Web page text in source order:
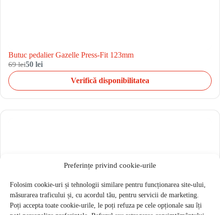
Preferințe privind cookie-urile
Folosim cookie-uri și tehnologii similare pentru funcționarea site-ului,
măsurarea traficului și, cu acordul tău, pentru servicii de marketing.
Poți accepta toate cookie-urile, le poți refuza pe cele opționale sau îți
Butuc pedalier Gazelle Press-Fit 123mm
69 lei50 lei
Verifică disponibilitatea